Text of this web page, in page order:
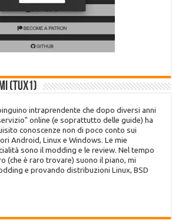
(Tux1)
intraprendente che dopo diversi anni
online (e soprattutto delle guide) ha
conoscenze non di poco conto sui
Android, Linux e Windows. Le mie
sono il modding e le review. Nel tempo
(che è raro trovare) suono il piano, mi
e provando distribuzioni Linux, BSD